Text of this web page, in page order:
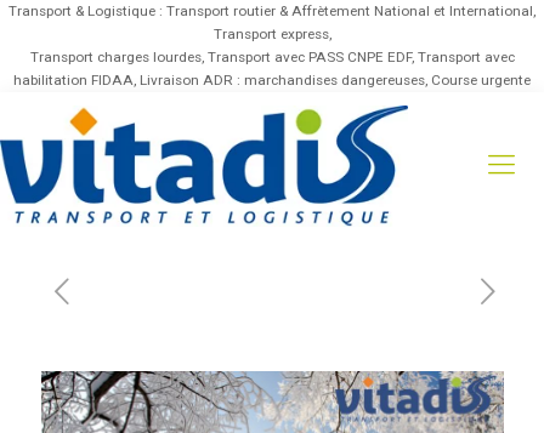
Transport & Logistique : Transport routier & Affrètement National et International,
Transport express,
Transport charges lourdes, Transport avec PASS CNPE EDF, Transport avec
habilitation FIDAA, Livraison ADR : marchandises dangereuses, Course urgente